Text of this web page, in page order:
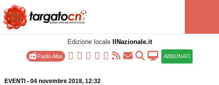
Edizione locale IlNazionale.it
Radio Alba ABBONATI
EVENTI - 04 novembre 2018, 12:32